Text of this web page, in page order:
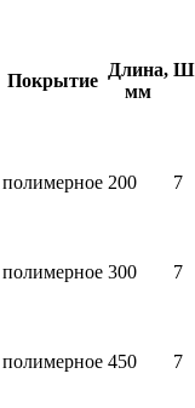
Покрытие
Длина,
мм
полимерное 200 7
полимерное 300 7
полимерное 450 7